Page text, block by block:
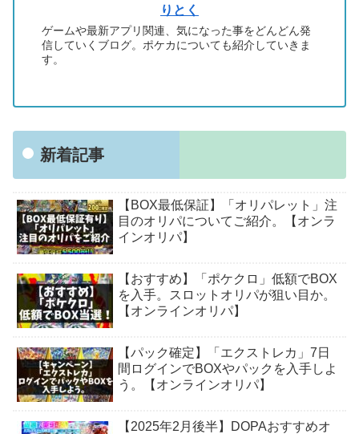
りとく
ゲームや最新アプリ関連、気になった事をどんどん発
信していくブログ。ポケカについても紹介していきま
す。
新着記事
【BOX最低保証】「オリパレット」注
目のオリパについてご紹介。【オンラ
インオリパ】
【おすすめ】「ポケクロ」低額でBOX
を入手。スロットオリパが狙い目か。
【オンラインオリパ】
【パック確定】「エクストレカ」7日
間ログインでBOXやパックを入手しよ
う。【オンラインオリパ】
【2025年2月後半】DOPAおすすめオ